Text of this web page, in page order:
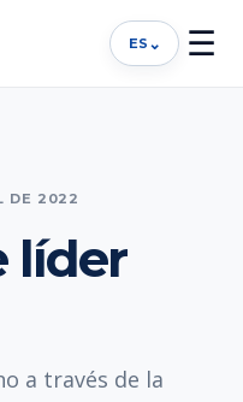
ES ⌄ ☰
DE 2022
líder
a través de la